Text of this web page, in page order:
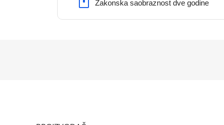
Zakonska saobraznost dve godine